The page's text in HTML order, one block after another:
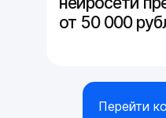
от 50 000
Перейти